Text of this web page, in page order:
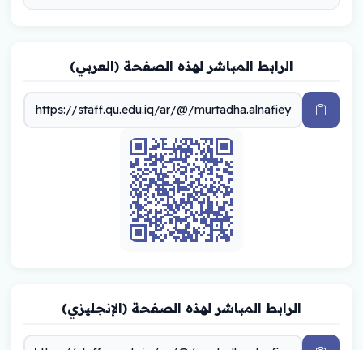
الرابط المباشر لهذه الصفحة (العربي)
الرابط المباشر لهذه الصفحة (الإنجليزي)